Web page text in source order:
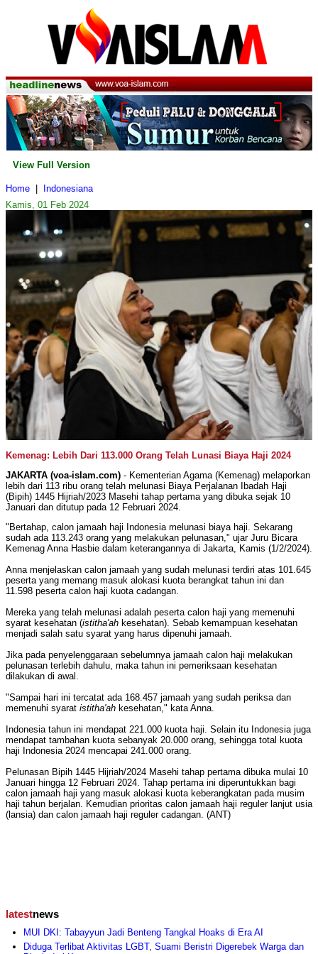
View Full Version
Home
Indonesiana
Kamis, 01 Feb 2024
Kemenag: Lebih Dari 113.000 Orang Telah Lunasi Biaya Haji 2024
JAKARTA (voa-islam.com) - Kementerian Agama (Kemenag) melaporkan
lebih dari 113 ribu orang telah melunasi Biaya Perjalanan Ibadah Haji
(Bipih) 1445 Hijriah/2023 Masehi tahap pertama yang dibuka sejak 10
Januari dan ditutup pada 12 Februari 2024.
"Bertahap, calon jamaah haji Indonesia melunasi biaya haji. Sekarang
sudah ada 113.243 orang yang melakukan pelunasan," ujar Juru Bicara
Kemenag Anna Hasbie dalam keterangannya di Jakarta, Kamis (1/2/2024).
Anna menjelaskan calon jamaah yang sudah melunasi terdiri atas 101.645
peserta yang memang masuk alokasi kuota berangkat tahun ini dan
11.598 peserta calon haji kuota cadangan.
Mereka yang telah melunasi adalah peserta calon haji yang memenuhi
syarat kesehatan (istitha'ah kesehatan). Sebab kemampuan kesehatan
menjadi salah satu syarat yang harus dipenuhi jamaah.
Jika pada penyelenggaraan sebelumnya jamaah calon haji melakukan
pelunasan terlebih dahulu, maka tahun ini pemeriksaan kesehatan
dilakukan di awal.
"Sampai hari ini tercatat ada 168.457 jamaah yang sudah periksa dan
memenuhi syarat istitha'ah kesehatan," kata Anna.
Indonesia tahun ini mendapat 221.000 kuota haji. Selain itu Indonesia juga
mendapat tambahan kuota sebanyak 20.000 orang, sehingga total kuota
haji Indonesia 2024 mencapai 241.000 orang.
Pelunasan Bipih 1445 Hijriah/2024 Masehi tahap pertama dibuka mulai 10
Januari hingga 12 Februari 2024. Tahap pertama ini diperuntukkan bagi
calon jamaah haji yang masuk alokasi kuota keberangkatan pada musim
haji tahun berjalan. Kemudian prioritas calon jamaah haji reguler lanjut usia
(lansia) dan calon jamaah haji reguler cadangan. (ANT)
latestnews
MUI DKI: Tabayyun Jadi Benteng Tangkal Hoaks di Era AI
Diduga Terlibat Aktivitas LGBT, Suami Beristri Digerebek Warga dan